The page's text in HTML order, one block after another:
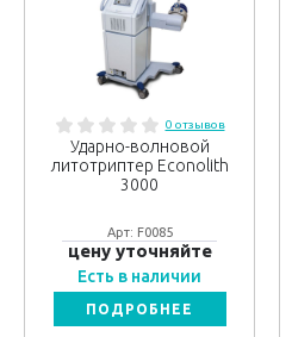
0 отзывов
Ударно-волновой
литотриптер Econolith
3000
Арт: F0085
цену уточняйте
Есть в наличии
ПОДРОБНЕЕ